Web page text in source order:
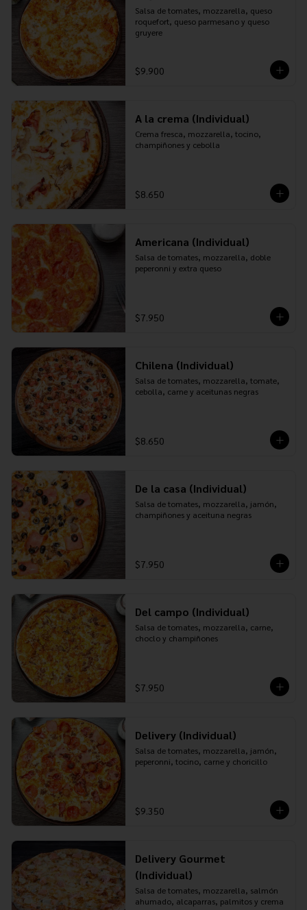
Salsa de tomates, mozzarella, queso
roquefort, queso parmesano y queso
gruyere
$9.900
A la crema (Individual)
Crema fresca, mozzarella, tocino,
champiñones y cebolla
$8.650
Americana (Individual)
Salsa de tomates, mozzarella, doble
peperonni y extra queso
$7.950
Chilena (Individual)
Salsa de tomates, mozzarella, tomate,
cebolla, carne y aceitunas negras
$8.650
De la casa (Individual)
Salsa de tomates, mozzarella, jamón,
champiñones y aceituna negras
$7.950
Del campo (Individual)
Salsa de tomates, mozzarella, carne,
choclo y champiñones
$7.950
Delivery (Individual)
Salsa de tomates, mozzarella, jamón,
peperonni, tocino, carne y choricillo
$9.350
Delivery Gourmet
(Individual)
Salsa de tomates, mozzarella, salmón
ahumado, alcaparras, palmitos y crema